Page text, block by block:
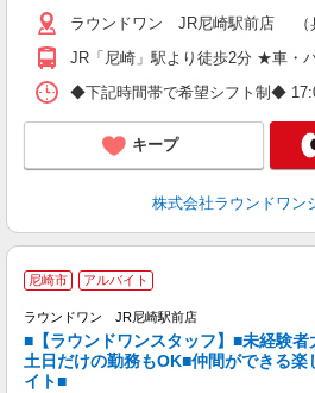
ラウンドワン JR尼崎駅前店 （
JR「尼崎」駅より徒歩2分 ★車・
◆下記時間帯で希望シフト制◆
キープ
株式会社ラウンドワン
尼崎市 アルバイト
ラウンドワン JR尼崎駅前店
■【ラウンドワンスタッフ】■未経験者
土日だけの勤務もOK■仲間ができる楽
イト■